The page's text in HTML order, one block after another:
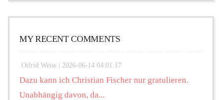
MY RECENT COMMENTS
Otfrid Weiss | 2026-06-14 04:01:17
Dazu kann ich Christian Fischer nur gratulieren.
Unabhängig davon, da...